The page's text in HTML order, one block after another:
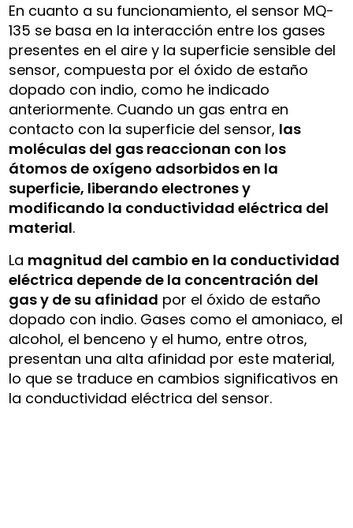
En cuanto a su funcionamiento, el sensor MQ-
135 se basa en la interacción entre los gases
presentes en el aire y la superficie sensible del
sensor, compuesta por el óxido de estaño
dopado con indio, como he indicado
anteriormente. Cuando un gas entra en
contacto con la superficie del sensor, las
moléculas del gas reaccionan con los
átomos de oxígeno adsorbidos en la
superficie, liberando electrones y
modificando la conductividad eléctrica del
material.
La magnitud del cambio en la conductividad
eléctrica depende de la concentración del
gas y de su afinidad por el óxido de estaño
dopado con indio. Gases como el amoniaco, el
alcohol, el benceno y el humo, entre otros,
presentan una alta afinidad por este material,
lo que se traduce en cambios significativos en
la conductividad eléctrica del sensor.